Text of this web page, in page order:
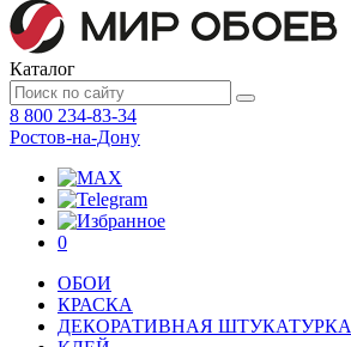
Каталог
8 800 234-83-34
Ростов-на-Дону
0
ОБОИ
КРАСКА
ДЕКОРАТИВНАЯ ШТУКАТУРКА